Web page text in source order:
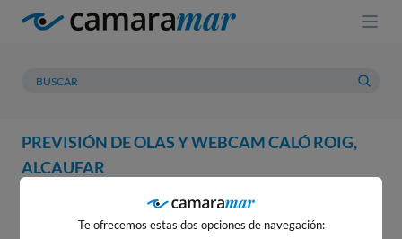
PREVISIÓN DE OLAS Y WEBCAM CALÓ ROIG,
ALCAUFAR
PREVISIÓN METEOROLOGÍA
Te ofrecemos estas dos opciones de navegación: